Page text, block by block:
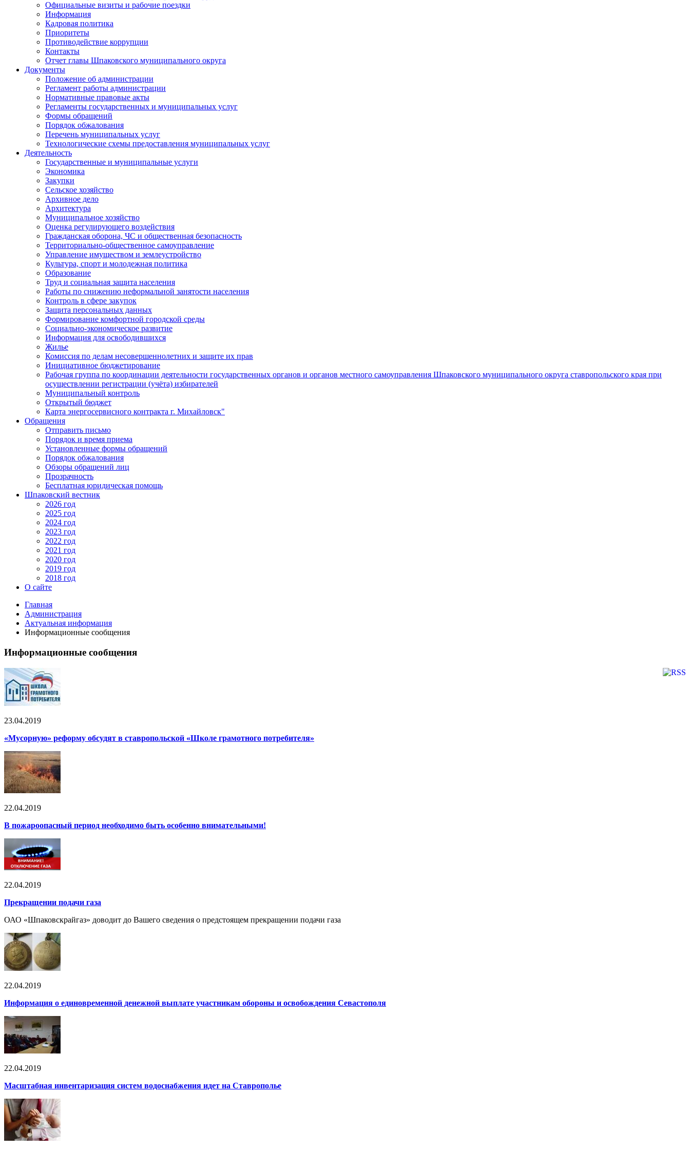
Официальные визиты и рабочие поездки
Информация
Кадровая политика
Приоритеты
Противодействие коррупции
Контакты
Отчет главы Шпаковского муниципального округа
Документы
Положение об администрации
Регламент работы администрации
Нормативные правовые акты
Регламенты государственных и муниципальных услуг
Формы обращений
Порядок обжалования
Перечень муниципальных услуг
Технологические схемы предоставления муниципальных услуг
Деятельность
Государственные и муниципальные услуги
Экономика
Закупки
Сельское хозяйство
Архивное дело
Архитектура
Муниципальное хозяйство
Оценка регулирующего воздействия
Гражданская оборона, ЧС и общественная безопасность
Территориально-общественное самоуправление
Управление имуществом и землеустройство
Культура, спорт и молодежная политика
Образование
Труд и социальная защита населения
Работы по снижению неформальной занятости населения
Контроль в сфере закупок
Защита персональных данных
Формирование комфортной городской среды
Социально-экономическое развитие
Информация для освободившихся
Жилье
Комиссия по делам несовершеннолетних и защите их прав
Инициативное бюджетирование
Рабочая группа по координации деятельности государственных органов и органов местного самоуправления Шпаковского муниципального округа ставропольского края при
осуществлении регистрации (учёта) избирателей
Муниципальный контроль
Открытый бюджет
Карта энергосервисного контракта г. Михайловск"
Обращения
Отправить письмо
Порядок и время приема
Установленные формы обращений
Порядок обжалования
Обзоры обращений лиц
Прозрачность
Бесплатная юридическая помощь
Шпаковский вестник
2026 год
2025 год
2024 год
2023 год
2022 год
2021 год
2020 год
2019 год
2018 год
О сайте
Главная
Администрация
Актуальная информация
Информационные сообщения
Информационные сообщения
23.04.2019
«Мусорную» реформу обсудят в ставропольской «Школе грамотного потребителя»
22.04.2019
В пожароопасный период необходимо быть особенно внимательными!
22.04.2019
Прекращении подачи газа
ОАО «Шпаковскрайгаз» доводит до Вашего сведения о предстоящем прекращении подачи газа
22.04.2019
Информация о единовременной денежной выплате участникам обороны и освобождения Севастополя
22.04.2019
Масштабная инвентаризация систем водоснабжения идет на Ставрополье